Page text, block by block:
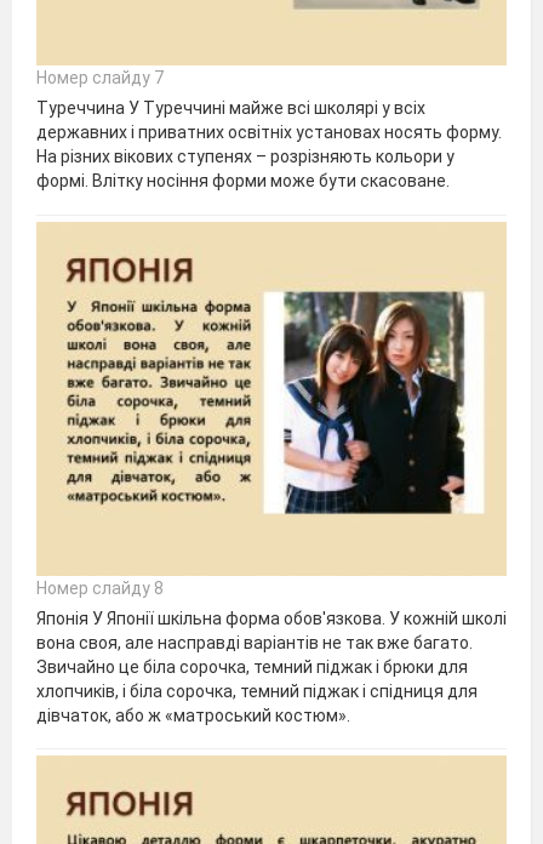
Номер слайду 7
Туреччина У Туреччині майже всі школярі у всіх
державних і приватних освітніх установах носять форму.
На різних вікових ступенях – розрізняють кольори у
формі. Влітку носіння форми може бути скасоване.
Номер слайду 8
Японія У Японії шкільна форма обов'язкова. У кожній школі
вона своя, але насправді варіантів не так вже багато.
Звичайно це біла сорочка, темний піджак і брюки для
хлопчиків, і біла сорочка, темний піджак і спідниця для
дівчаток, або ж «матроський костюм».